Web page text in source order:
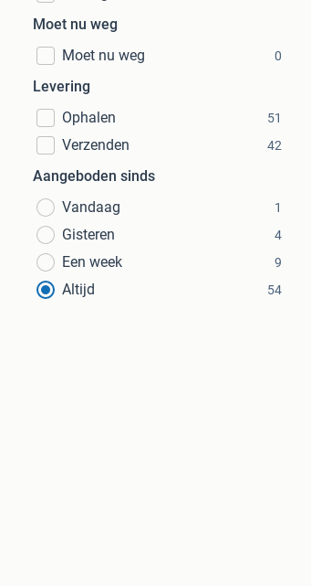
Moet nu weg
Moet nu weg
0
Levering
Ophalen
51
Verzenden 42
Aangeboden sinds
Vandaag
1
Gisteren 4
Een week 9
Altijd 54